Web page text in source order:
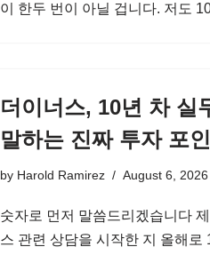
이 한두 번이 아닐 겁니다. 저도
더이너스, 10년 차 실
말하는 진짜 투자 포
by Harold Ramirez August 6, 2026
숫자로 먼저 말씀드리겠습니다
스 관련 상담을 시작한 지 올해로